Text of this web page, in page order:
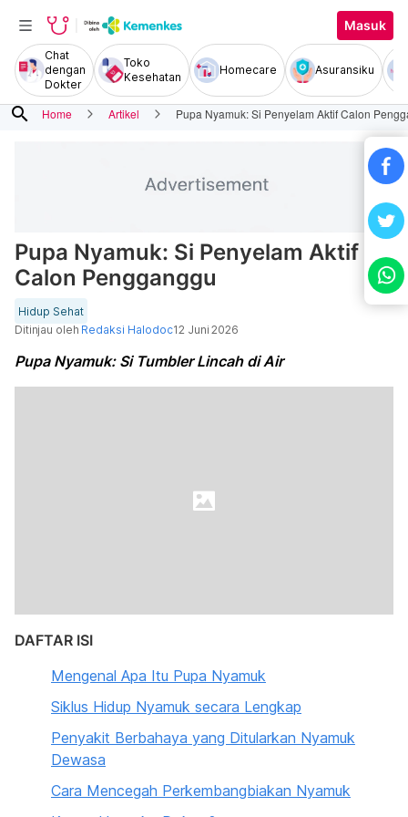
Masuk
Chat
dengan
Dokter
Toko
Kesehatan
Homecare Asuransiku
search Home Artikel Pupa Nyamuk: Si Penyelam Aktif Calon
Pupa Nyamuk: Si Penyelam Aktif
Calon Pengganggu
Hidup Sehat
Ditinjau oleh Redaksi Halodoc12 Juni 2026
Pupa Nyamuk: Si Tumbler Lincah di Air
DAFTAR ISI
Mengenal Apa Itu Pupa Nyamuk
Siklus Hidup Nyamuk secara Lengkap
Penyakit Berbahaya yang Ditularkan Nyamuk
Dewasa
Cara Mencegah Perkembangbiakan Nyamuk